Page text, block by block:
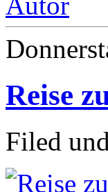
Reise
Filed